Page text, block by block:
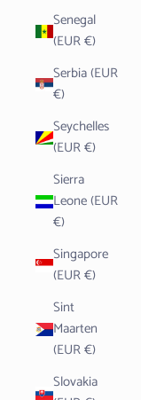
Senegal
(EUR €)
Serbia (EUR
€)
Seychelles
(EUR €)
Sierra
Leone (EUR
€)
Singapore
(EUR €)
Sint
Maarten
(EUR €)
Slovakia